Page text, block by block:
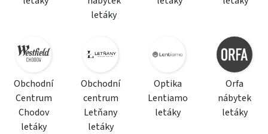
letáky
Obchodní
Centrum
Chodov
letáky
Obchodní
centrum
Letňany
letáky
Optika
Lentiamo
letáky
Orfa
nábytek
letáky